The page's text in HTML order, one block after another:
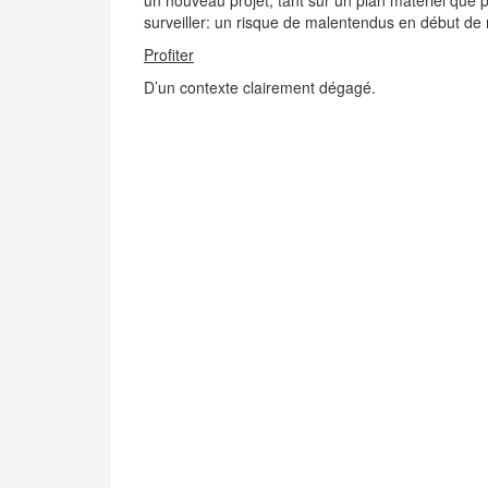
surveiller: un risque de malentendus en début de
Profiter
D’un contexte clairement dégagé.